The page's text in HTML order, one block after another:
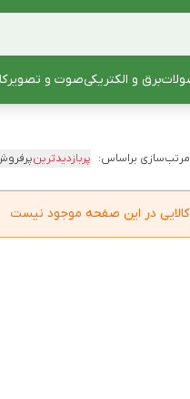
برق و الکتریکیصوت و تصویر
مرتب‌سازی براساس: پربازدیدترین
کالایی در این صفحه موجود نیست